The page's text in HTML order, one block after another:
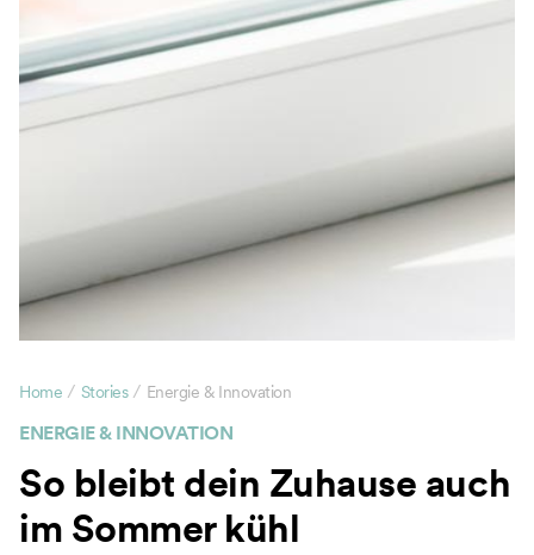
ENERGIE & INNOVATION
Home / Stories / Energie & Innovation
So bleibt dein Zuhause auch
im Sommer kühl